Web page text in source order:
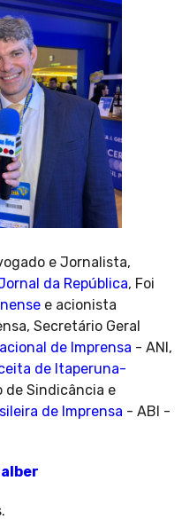
e Jornalista,
da República, Foi
e acionista
Secretário Geral
de Imprensa - ANI,
de Itaperuna-
de Sindicância e
de Imprensa - ABI -